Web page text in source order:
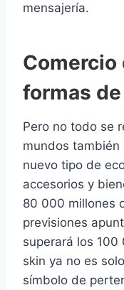
mensajería.
formas
Pero no todo se
mundos
nuevo tipo de
accesorios y
80 000 millones
previsiones
superará los 100
skin ya no es
símbolo de